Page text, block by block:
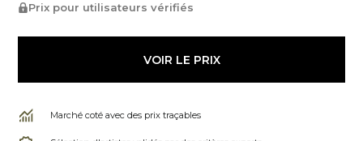
Prix pour utilisateurs vérifiés
VOIR LE PRIX
Marché coté avec des prix traçables